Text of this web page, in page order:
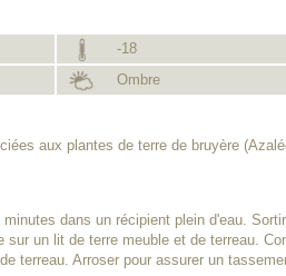
-18
Ombre
aux plantes de terre de bruyère
dans un récipient plein d'eau.
sur un lit de terre meuble et de terreau.
terreau. Arroser pour assurer un